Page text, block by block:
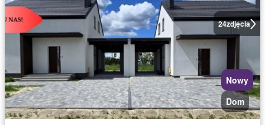
24zdjęcia
Nowy
Dom